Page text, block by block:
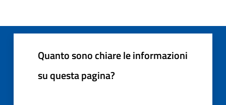
Quanto sono chiare le informazioni
su questa pagina?